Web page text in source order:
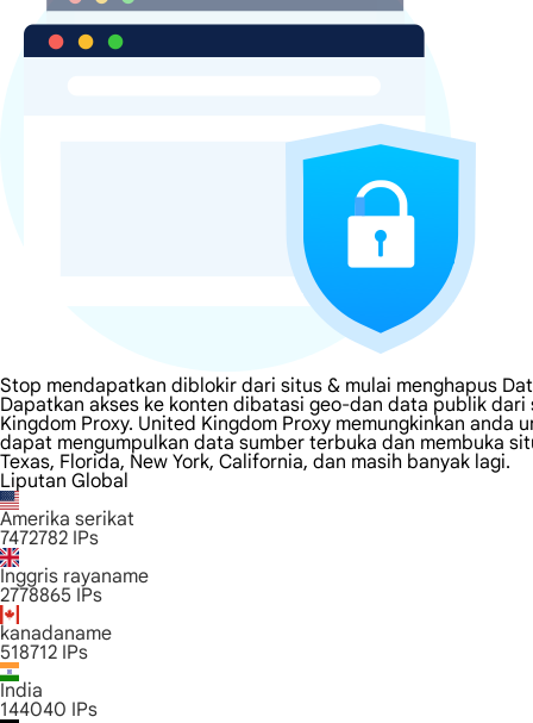
Stop mendapatkan diblokir dari situs & mulai menghapus
Dapatkan akses ke konten dibatasi geo-dan data publik
Kingdom Proxy. United Kingdom Proxy memungkinkan
dapat mengumpulkan data sumber terbuka dan membuka
Texas, Florida, New York, California, dan masih banyak lagi.
Liputan Global
Amerika serikat
7472782 IPs
Inggris rayaname
2778865 IPs
kanadaname
518712 IPs
India
144040 IPs